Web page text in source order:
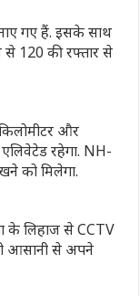
गए हैं. इसके साथ
से 120 की रफ्तार से
और
रहेगा. NH-
को मिलेगा.
के लिहाज से CCTV
आसानी से अपने